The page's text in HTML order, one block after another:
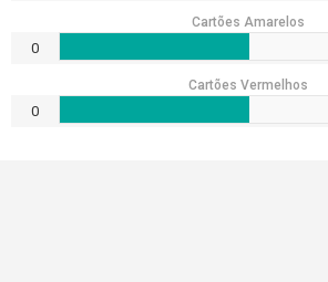
Cartões Amarelos
0
Cartões Vermelhos
0